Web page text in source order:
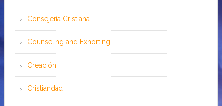
Consejería Cristiana
Counseling and Exhorting
Creación
Cristiandad